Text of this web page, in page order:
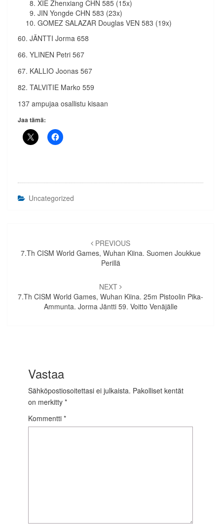
XIE Zhenxiang CHN 585 (15x)
JIN Yongde CHN 583 (23x)
GOMEZ SALAZAR Douglas VEN 583 (19x)
60. JÄNTTI Jorma 658
66. YLINEN Petri 567
67. KALLIO Joonas 567
82. TALVITIE Marko 559
137 ampujaa osallistu kisaan
Jaa tämä:
Uncategorized
selaus
PREVIOUS
7.th CISM World Games, Wuhan Kiina. Suomen Joukkue
Perillä
NEXT
7.th CISM World Games, Wuhan Kiina. 25m Pistoolin Pika-
Ammunta. Jorma Jäntti 59. Voitto Venäjälle
Vastaa
Sähköpostiosoitettasi ei julkaista. Pakolliset kentät
on merkitty *
Kommentti *